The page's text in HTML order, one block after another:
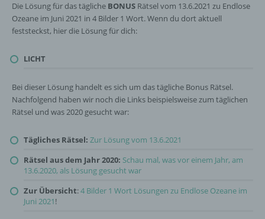
Die Lösung für das tägliche BONUS Rätsel vom 13.6.2021 zu Endlose
Ozeane im Juni 2021 in 4 Bilder 1 Wort. Wenn du dort aktuell
feststeckst, hier die Lösung für dich:
LICHT
Bei dieser Lösung handelt es sich um das tägliche Bonus Rätsel.
Nachfolgend haben wir noch die Links beispielsweise zum täglichen
Rätsel und was 2020 gesucht war:
Tägliches Rätsel: Zur Lösung vom 13.6.2021
Rätsel aus dem Jahr 2020: Schau mal, was vor einem Jahr, am
13.6.2020, als Lösung gesucht war
Zur Übersicht:4 Bilder 1 Wort Lösungen zu Endlose Ozeane im
Juni 2021!